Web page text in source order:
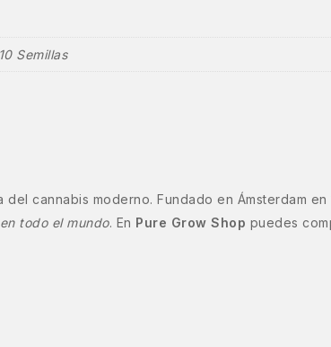
Semillas
del cannabis moderno. Fundado en Ámsterdam
todo el mundo. En Pure Grow Shop puedes